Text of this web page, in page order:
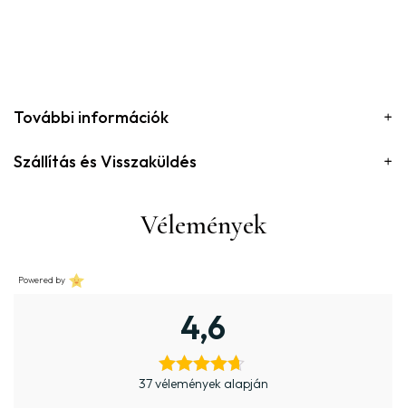
További információk
Szállítás és Visszaküldés
Vélemények
Powered by
4,6
37 vélemények alapján